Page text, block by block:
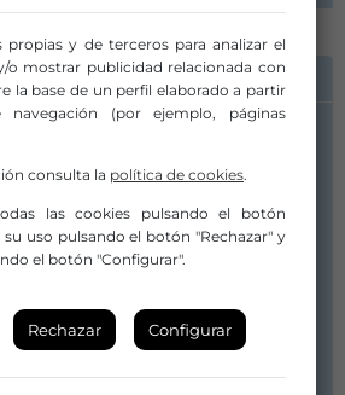
CONTACTO
742 307
propias y de terceros para analizar el
o mostrar publicidad relacionada con
la base de un perfil elaborado a partir
(por ejemplo, páginas
consulta la política de cookies.
las cookies pulsando el botón
su uso pulsando el botón "Rechazar" y
el botón "Configurar".
Rechazar Configurar